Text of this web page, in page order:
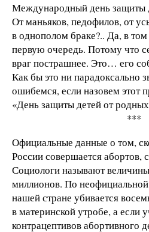
Международный день защиты
От маньяков, педофилов, от
в однополом браке?.. Да, в
первую очередь. Потому что
враг пострашнее. Это… его
Как бы это ни парадоксально
ошибемся, если назовем этот
«День защиты детей от
***
Официальные данные о том,
России совершается абортов,
Социологи называют
миллионов. По неофициальной
нашей стране убивается
в материнской утробе, а если
контрацептивов абортивного